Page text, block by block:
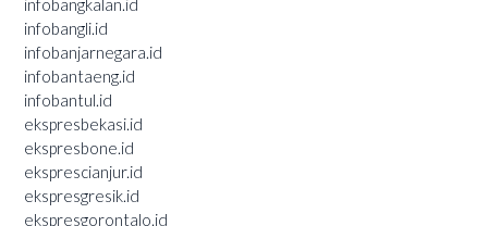
infobangkalan.id
infobangli.id
infobanjarnegara.id
infobantaeng.id
infobantul.id
ekspresbekasi.id
ekspresbone.id
eksprescianjur.id
ekspresgresik.id
ekspresgorontalo.id